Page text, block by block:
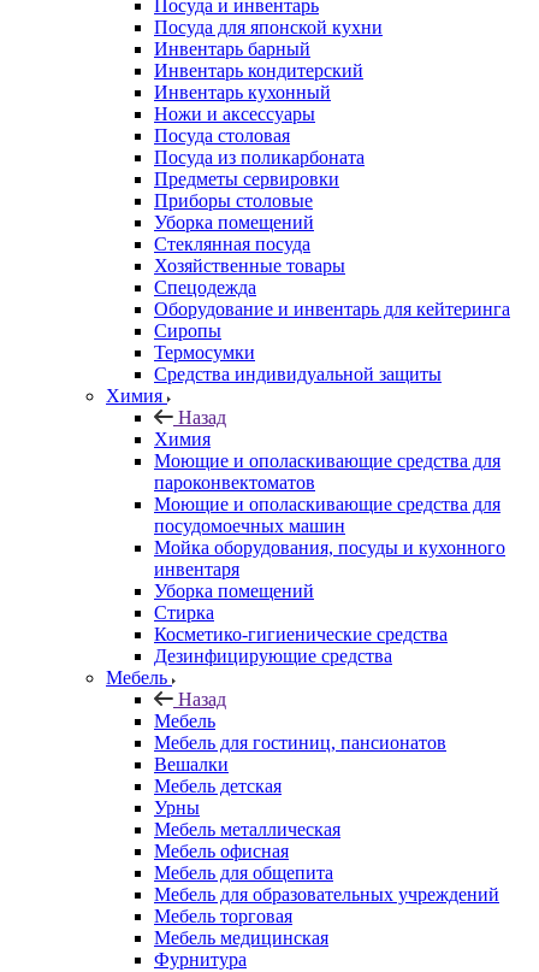
Посуда и инвентарь
Посуда для японской кухни
Инвентарь барный
Инвентарь кондитерский
Инвентарь кухонный
Ножи и аксессуары
Посуда столовая
Посуда из поликарбоната
Предметы сервировки
Приборы столовые
Уборка помещений
Стеклянная посуда
Хозяйственные товары
Спецодежда
Оборудование и инвентарь для кейтеринга
Сиропы
Термосумки
Средства индивидуальной защиты
Химия
Назад
Химия
Моющие и ополаскивающие средства для
пароконвектоматов
Моющие и ополаскивающие средства для
посудомоечных машин
Мойка оборудования, посуды и кухонного
инвентаря
Уборка помещений
Стирка
Косметико-гигиенические средства
Дезинфицирующие средства
Мебель
Назад
Мебель
Мебель для гостиниц, пансионатов
Вешалки
Мебель детская
Урны
Мебель металлическая
Мебель офисная
Мебель для общепита
Мебель для образовательных учреждений
Мебель торговая
Мебель медицинская
Фурнитура